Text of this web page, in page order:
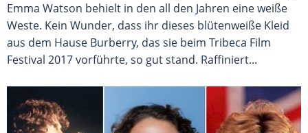
Emma Watson behielt in den all den Jahren eine weiße
Weste. Kein Wunder, dass ihr dieses blütenweiße Kleid
aus dem Hause Burberry, das sie beim Tribeca Film
Festival 2017 vorführte, so gut stand. Raffiniert...